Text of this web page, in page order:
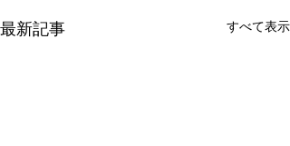
最新記事 すべて表示